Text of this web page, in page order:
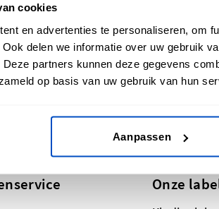
cookies
en advertenties te personaliseren, om
delen we informatie over uw gebruik
partners kunnen deze gegevens
op basis van uw gebruik van hun
Aanpassen
tot de
in de Ardennen. Oh ja,
ook wereldwijd!
E-
Onze